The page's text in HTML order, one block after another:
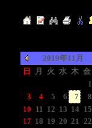
2019年11月
日
月 火 水 木 金
1
3
4 5 6 7 8
10 11 12 13 14 15
17 18 19 20 21 22